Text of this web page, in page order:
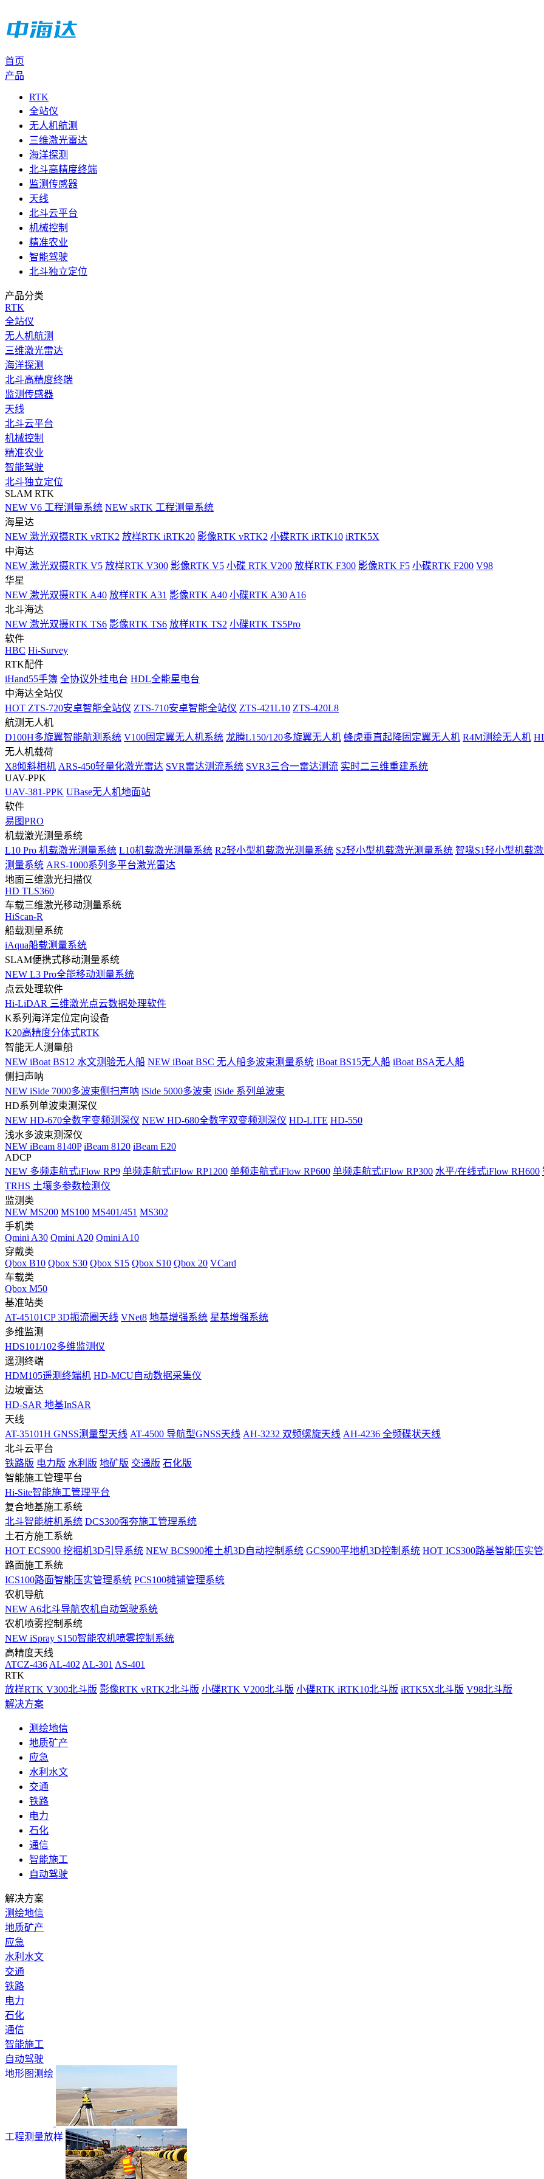
首页
产品
RTK
全站仪
无人机航测
三维激光雷达
海洋探测
北斗高精度终端
监测传感器
天线
北斗云平台
机械控制
精准农业
智能驾驶
北斗独立定位
产品分类
RTK
全站仪
无人机航测
三维激光雷达
海洋探测
北斗高精度终端
监测传感器
天线
北斗云平台
机械控制
精准农业
智能驾驶
北斗独立定位
SLAM RTK
NEW V6 工程测量系统 NEW sRTK 工程测量系统
海星达
NEW 激光双摄RTK vRTK2 放样RTK iRTK20 影像RTK vRTK2 小碟RTK iRTK10 iRTK5X
中海达
NEW 激光双摄RTK V5 放样RTK V300 影像RTK V5 小碟 RTK V200 放样RTK F300 影像RTK F5 小碟RTK F200 V98
华星
NEW 激光双摄RTK A40 放样RTK A31 影像RTK A40 小碟RTK A30 A16
北斗海达
NEW 激光双摄RTK TS6 影像RTK TS6 放样RTK TS2 小碟RTK TS5Pro
软件
HBC Hi-Survey
RTK配件
iHand55手簿 全协议外挂电台 HDL全能星电台
中海达全站仪
HOT ZTS-720安卓智能全站仪 ZTS-710安卓智能全站仪 ZTS-421L10 ZTS-420L8
航测无人机
D100H多旋翼智能航测系统 V100固定翼无人机系统 龙腾L150/120多旋翼无人机 蜂虎垂直起降固定翼无人机 R4M测绘无人机
无人机载荷
X8倾斜相机 ARS-450轻量化激光雷达 SVR雷达测流系统 SVR3三合一雷达测流 实时二三维重建系统
UAV-PPK
UAV-381-PPK UBase无人机地面站
软件
易图PRO
机载激光测量系统
L10 Pro 机载激光测量系统 L10机载激光测量系统 R2轻小型机载激光测量系统 S2轻小型机载激光测量系统 智喙S1轻小型机载
测量系统 ARS-1000系列多平台激光雷达
地面三维激光扫描仪
HD TLS360
车载三维激光移动测量系统
HiScan-R
船载测量系统
iAqua船载测量系统
SLAM便携式移动测量系统
NEW L3 Pro全能移动测量系统
点云处理软件
Hi-LiDAR 三维激光点云数据处理软件
K系列海洋定位定向设备
K20高精度分体式RTK
智能无人测量船
NEW iBoat BS12 水文测验无人船 NEW iBoat BSC 无人船多波束测量系统 iBoat BS15无人船 iBoat BSA无人船
侧扫声呐
NEW iSide 7000多波束侧扫声呐 iSide 5000多波束 iSide 系列单波束
HD系列单波束测深仪
NEW HD-670全数字变频测深仪 NEW HD-680全数字双变频测深仪 HD-LITE HD-550
浅水多波束测深仪
NEW iBeam 8140P iBeam 8120 iBeam E20
ADCP
NEW 多频走航式iFlow RP9 单频走航式iFlow RP1200 单频走航式iFlow RP600 单频走航式iFlow RP300 水平/在线式iFlow RH600
TRHS 土壤多参数检测仪
监测类
NEW MS200 MS100 MS401/451 MS302
手机类
Qmini A30 Qmini A20 Qmini A10
穿戴类
Qbox B10 Qbox S30 Qbox S15 Qbox S10 Qbox 20 VCard
车载类
Qbox M50
基准站类
AT-45101CP 3D扼流圈天线 VNet8 地基增强系统 星基增强系统
多维监测
HDS101/102多维监测仪
遥测终端
HDM105遥测终端机 HD-MCU自动数据采集仪
边坡雷达
HD-SAR 地基InSAR
天线
AT-35101H GNSS测量型天线 AT-4500 导航型GNSS天线 AH-3232 双频螺旋天线 AH-4236 全频碟状天线
北斗云平台
铁路版 电力版 水利版 地矿版 交通版 石化版
智能施工管理平台
Hi-Site智能施工管理平台
复合地基施工系统
北斗智能桩机系统 DCS300强夯施工管理系统
土石方施工系统
HOT ECS900 挖掘机3D引导系统 NEW BCS900推土机3D自动控制系统 GCS900平地机3D控制系统 HOT ICS300路基智能压实
路面施工系统
ICS100路面智能压实管理系统 PCS100摊铺管理系统
农机导航
NEW A6北斗导航农机自动驾驶系统
农机喷雾控制系统
NEW iSpray S150智能农机喷雾控制系统
高精度天线
ATCZ-436 AL-402 AL-301 AS-401
RTK
放样RTK V300北斗版 影像RTK vRTK2北斗版 小碟RTK V200北斗版 小碟RTK iRTK10北斗版 iRTK5X北斗版 V98北斗版
解决方案
测绘地信
地质矿产
应急
水利水文
交通
铁路
电力
石化
通信
智能施工
自动驾驶
解决方案
测绘地信
地质矿产
应急
水利水文
交通
铁路
电力
石化
通信
智能施工
自动驾驶
地形图测绘
工程测量放样